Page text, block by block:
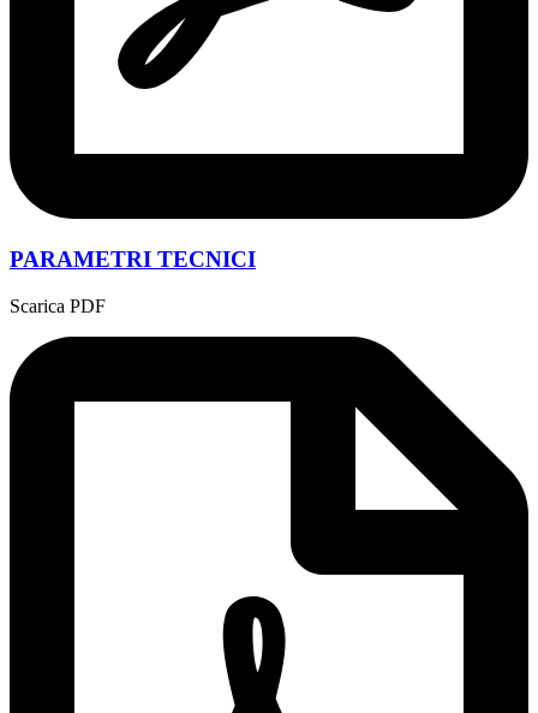
PARAMETRI TECNICI
Scarica PDF